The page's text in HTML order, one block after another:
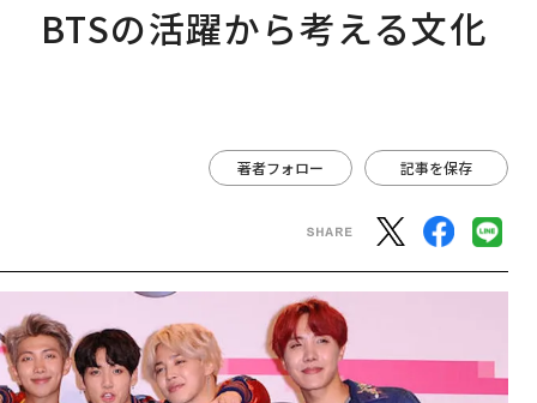
BTSの活躍から考える文化
著者フォロー 記事を保存